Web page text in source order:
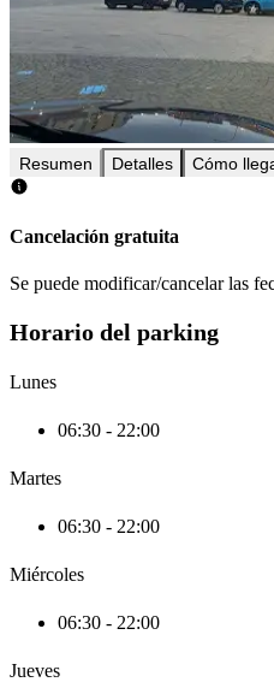
Resumen Detalles Cómo
Cancelación gratuita
Se puede modificar/cancelar las
Horario del parking
Lunes
06:30 - 22:00
Martes
06:30 - 22:00
Miércoles
06:30 - 22:00
Jueves